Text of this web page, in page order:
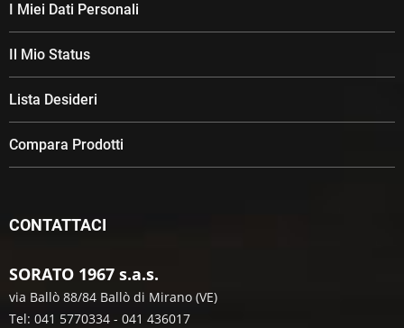
I Miei Dati Personali
Il Mio Status
Lista Desideri
Compara Prodotti
CONTATTACI
SORATO 1967 s.a.s.
via Ballò 88/84 Ballò di Mirano (VE)
Tel: 041 5770334 - 041 436017